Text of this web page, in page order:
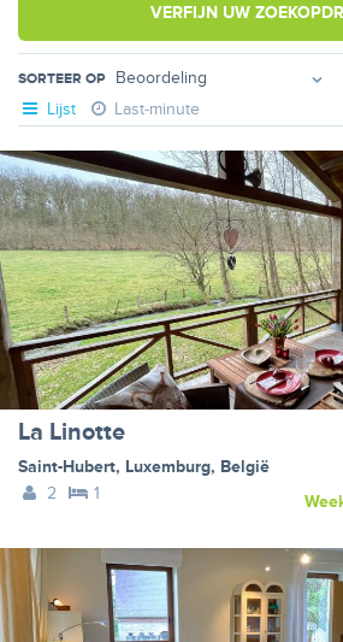
VERFIJN UW
SORTEER OP
Lijst Last-minute
La Linotte
Saint-Hubert, Luxemburg, België
2
1